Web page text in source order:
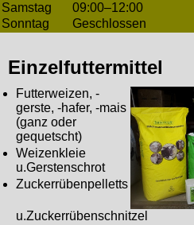
Samstag
09:00–12:00
Sonntag
Geschlossen
Einzelfuttermittel
Futterweizen, -
gerste, -hafer, -mais
(ganz oder
gequetscht)
Weizenkleie
u.Gerstenschrot
Zuckerrübenpelletts
u.Zuckerrübenschnitzel